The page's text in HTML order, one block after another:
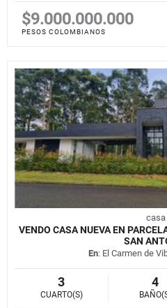
$9.000.000.000
PESOS COLOMBIANOS
casa
VENDO CASA NUEVA EN
SAN
En: El Carmen de
3
CUARTO(S)
4